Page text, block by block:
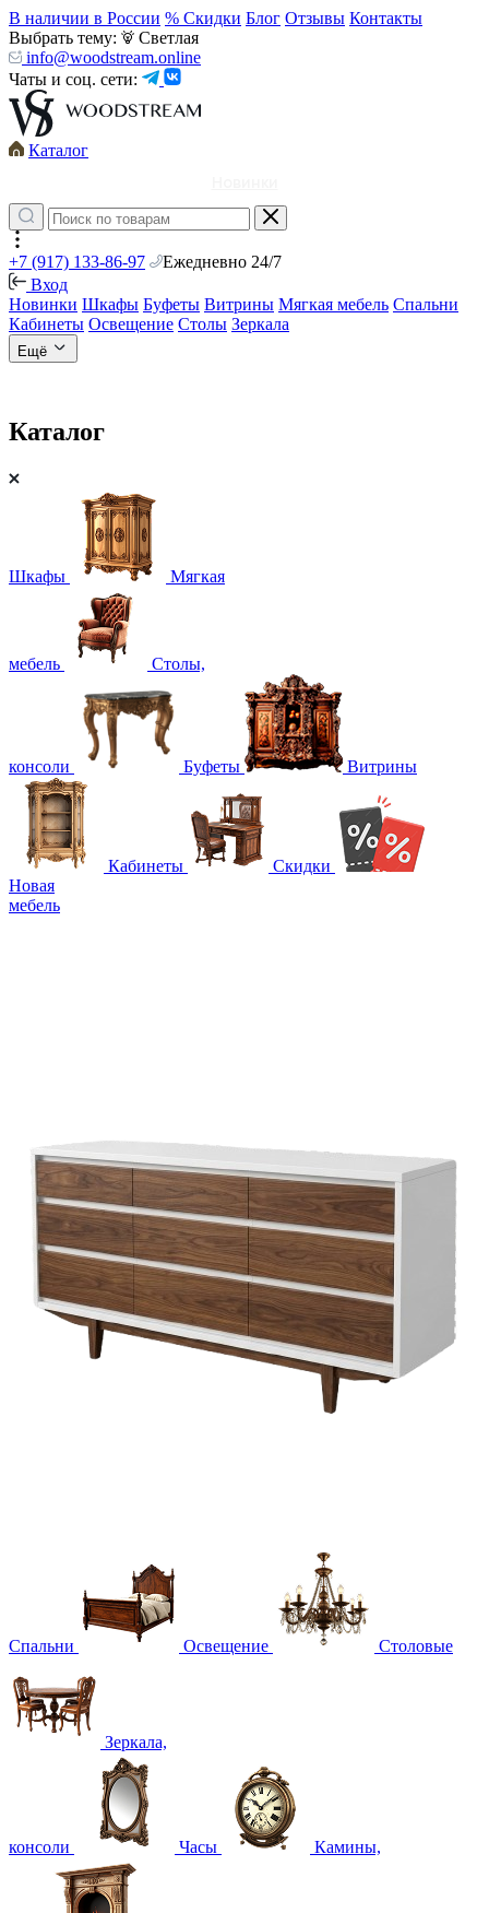
В наличии в России % Скидки Блог Отзывы Контакты
Выбрать тему:
Светлая
info@woodstream.online
Чаты и соц. сети:
Каталог
+7 (917) 133-86-97
Ежедневно 24/7
Вход
Новинки Шкафы Буфеты Витрины Мягкая мебель Спальни
Кабинеты Освещение Столы Зеркала
Ещё
Каталог
Шкафы Мягкая
мебель Столы,
консоли Буфеты Витрины
Кабинеты
Скидки
Новая
мебель
Спальни Освещение Столовые
Зеркала,
консоли Часы Камины,